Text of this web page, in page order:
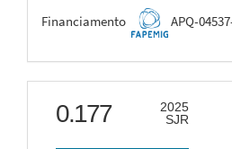
FAPEMIG
Financiamento APQ-
scimago
0.177
2025
SJR